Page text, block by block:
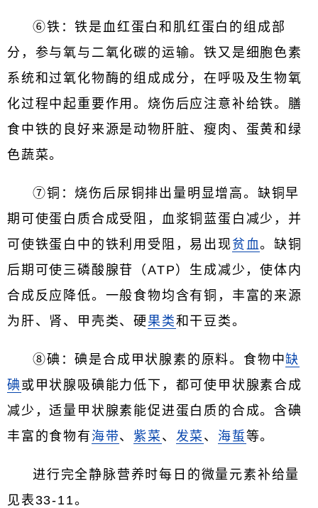
⑥铁：铁是血红蛋白和肌红蛋白的组成部
分，参与氧与二氧化碳的运输。铁又是细胞色素
系统和过氧化物酶的组成成分，在呼吸及生物氧
化过程中起重要作用。烧伤后应注意补给铁。膳
食中铁的良好来源是动物肝脏、瘦肉、蛋黄和绿
色蔬菜。
⑦铜：烧伤后尿铜排出量明显增高。缺铜早
期可使蛋白质合成受阻，血浆铜蓝蛋白减少，并
可使铁蛋白中的铁利用受阻，易出现贫血。缺铜
后期可使三磷酸腺苷（ATP）生成减少，使体内
合成反应降低。一般食物均含有铜，丰富的来源
为肝、肾、甲壳类、硬 果类和干豆类。
⑧碘：碘是合成甲状腺素的原料。食物中缺
碘或甲状腺吸碘能力低下，都可使甲状腺素合成
减少，适量甲状腺素能促进蛋白质的合成。含碘
丰富的食物有 海带、紫菜 、 发菜 、 海蜇等。
进行完全静脉营养时每日的微量元素补给量
见表33-11。